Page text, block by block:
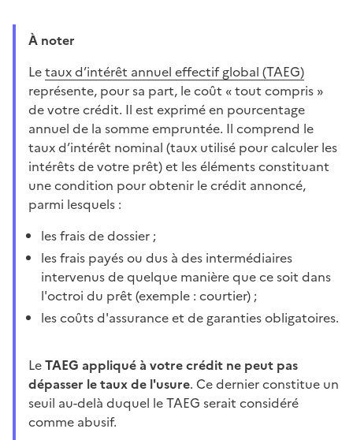
À noter
Letaux d’intérêt annuel effectif global (TAEG)
représente, pour sa part, le coût « tout compris »
de votre crédit. Il est exprimé en pourcentage
annuel de la somme empruntée. Il comprend le
taux d’intérêt nominal (taux utilisé pour calculer les
intérêts de votre prêt) et les éléments constituant
une condition pour obtenir le crédit annoncé,
parmi lesquels :
les frais de dossier ;
les frais payés ou dus à des intermédiaires
intervenus de quelque manière que ce soit dans
l'octroi du prêt (exemple : courtier) ;
les coûts d'assurance et de garanties obligatoires.
LeTAEG appliqué à votre crédit ne peut pas
dépasser le taux de l'usure. Ce dernier constitue un
seuil au-delà duquel le TAEG serait considéré
comme abusif.